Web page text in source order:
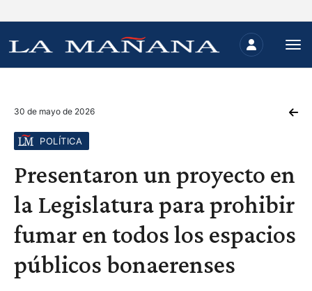
30 de mayo de 2026
POLÍTICA
Presentaron un proyecto en
la Legislatura para prohibir
fumar en todos los espacios
públicos bonaerenses